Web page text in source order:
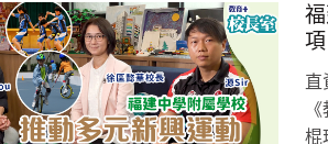
項
直
棍